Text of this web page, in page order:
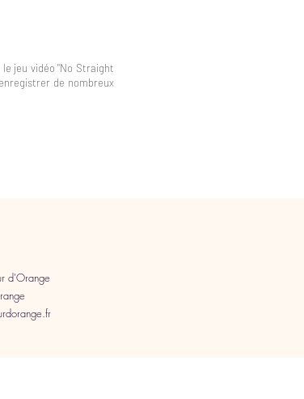
jeu vidéo "No Straight
de nombreux
d'Orange
d'Orange